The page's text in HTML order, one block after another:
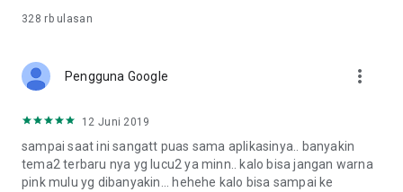
328 rbulasan
Pengguna Google more_vert
12 Juni 2019
sampai saat ini sangatt puas sama aplikasinya.. banyakin
tema2 terbaru nya yg lucu2 ya minn.. kalo bisa jangan warna
pink mulu yg dibanyakin... hehehe kalo bisa sampai ke